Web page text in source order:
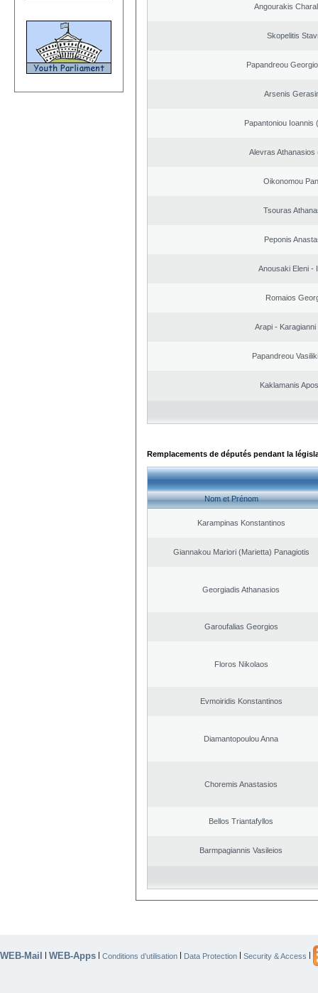
Angourakis
Skopelitis
Papandreou
Arsenis
Papantoniou Ioannis
Alevras Athanasios
Oikonomou
Tsouras
Peponis
Anousaki Eleni -
Romaios
Arapi - Karagianni
Papandreou
Kaklamanis
Remplacements de députés pendant la
Nom et Prénom
Karampinas Konstantinos
Giannakou Mariori (Marietta) Panagiotis
Georgiadis Athanasios
Garoufalias Georgios
Floros Nikolaos
Evmoiridis Konstantinos
Diamantopoulou Anna
Choremis Anastasios
Bellos Triantafyllos
Barmpagiannis Vasileios
WEB-Mail | WEB-Apps | Conditions d’utilisation | Data Protection | Security & Access |